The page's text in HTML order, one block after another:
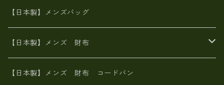
革友禅染め
ヌメ革
革友禅染め
財布ショルダー
ヌメ革
がま口財布
革友禅染め
火山灰染め
財布・小物
【日本製】メンズバッグ
【日本製】メンズ 財布
象革エレファント【日本製】メンズ 財布
【日本製】メンズ 財布 コードバン